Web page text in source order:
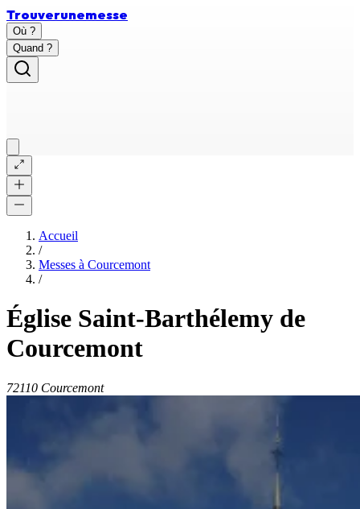
Trouverunemesse
Où ?
Quand ?
Accueil
/
Messes à Courcemont
/
Église Saint-Barthélemy de
Courcemont
72110 Courcemont